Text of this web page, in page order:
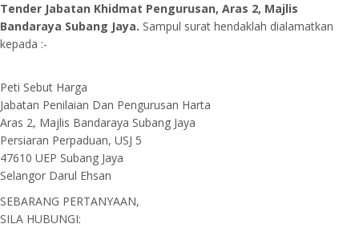
Tender Jabatan Khidmat Pengurusan, Aras 2, Majlis
Bandaraya Subang Jaya. Sampul surat hendaklah dialamatkan
kepada :-
Peti Sebut Harga
Jabatan Penilaian Dan Pengurusan Harta
Aras 2, Majlis Bandaraya Subang Jaya
Persiaran Perpaduan, USJ 5
47610 UEP Subang Jaya
Selangor Darul Ehsan
SEBARANG PERTANYAAN,
SILA HUBUNGI: